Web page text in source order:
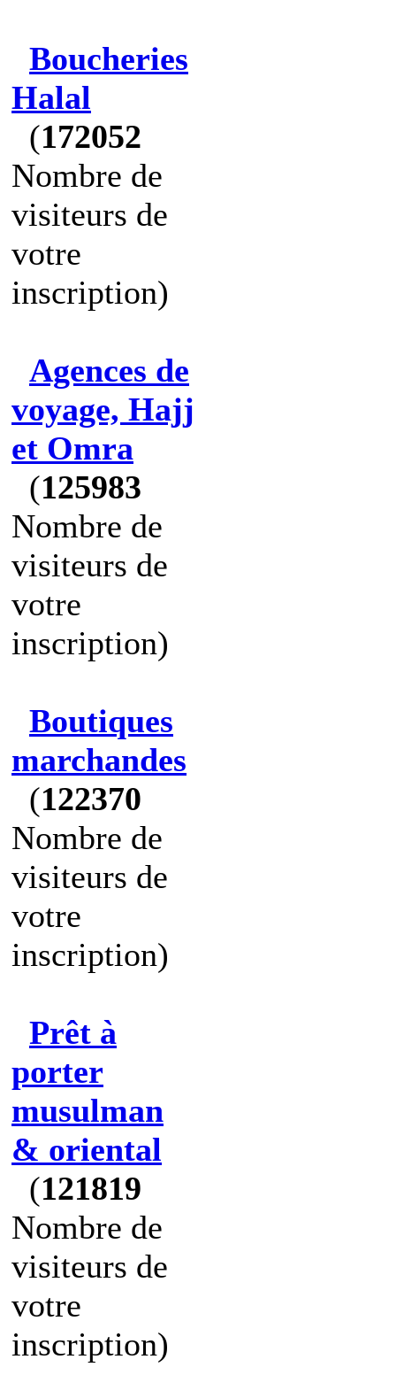
Boucheries
Halal
(172052
Nombre de
visiteurs de
votre
inscription)
Agences de
voyage, Hajj
et Omra
(125983
Nombre de
visiteurs de
votre
inscription)
Boutiques
marchandes
(122370
Nombre de
visiteurs de
votre
inscription)
Prêt à
porter
musulman
& oriental
(121819
Nombre de
visiteurs de
votre
inscription)